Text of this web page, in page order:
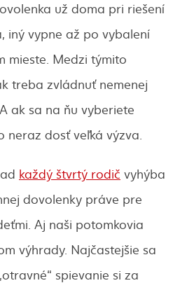
už doma pri riešení
iný vypne až po vybalení
mieste. Medzi týmito
treba zvládnuť nemenej
ak sa na ňu vyberiete
neraz dosť veľká výzva.
každý štvrtý rodič vyhýba
dovolenky práve pre
Aj naši potomkovia
výhrady. Najčastejšie sa
spievanie si za